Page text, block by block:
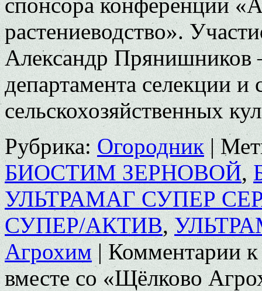
растениеводство».
Александр Прянишников
департамента селекции и
сельскохозяйственных
Рубрика: Огородник |
БИОСТИМ ЗЕРНОВОЙ,
УЛЬТРАМАГ СУПЕР
СУПЕР/АКТИВ,
Агрохим | Комментариик
вместе со «Щёлково